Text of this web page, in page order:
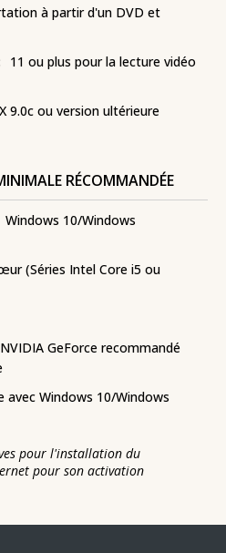
à partir d'un DVD et
11 ou plus pour la lecture vidéo
9.0c ou version ultérieure
RÉCOMMANDÉE
Windows 10/Windows
(Séries Intel Core i5 ou
GeForce recommandé
avec Windows 10/Windows
pour l'installation du
pour son activation